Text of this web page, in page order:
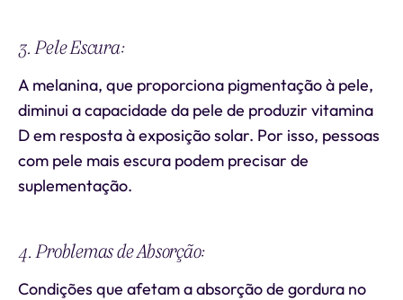
3. Pele Escura:
A melanina, que proporciona pigmentação à pele,
diminui a capacidade da pele de produzir vitamina
D em resposta à exposição solar. Por isso, pessoas
com pele mais escura podem precisar de
suplementação.
4. Problemas de Absorção:
Condições que afetam a absorção de gordura no